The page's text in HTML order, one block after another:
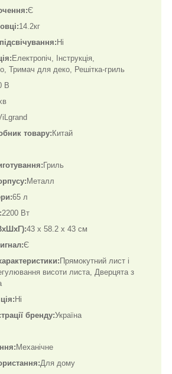
Є
14.2кг
Ні
Електропіч, Інструкція,
Тримач для деко, Решітка-гриль
В
товару: Китай
Гриль
Металл
65 л
2200 Вт
43 х 58.2 х 43 см
Є
Прямокутний лист і
висоти листа, Дверцята з
Ні
бренду:Україна
Механічне
Для дому